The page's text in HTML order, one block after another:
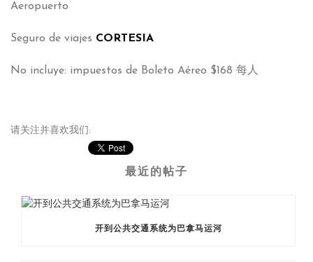
Aeropuerto
Seguro de viajes CORTESIA
No incluye: impuestos de Boleto Aéreo $168 每人
请关注并喜欢我们:
最近的帖子
开到公共交通系统为巴拿马运河